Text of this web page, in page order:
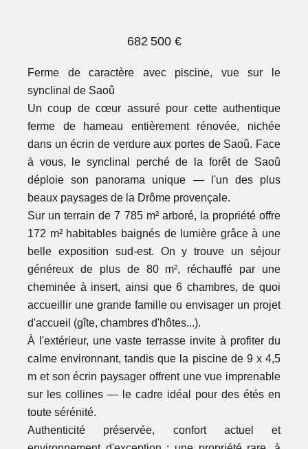
682 500 €
Ferme de caractère avec piscine, vue sur le
synclinal de Saoû
Un coup de cœur assuré pour cette authentique
ferme de hameau entièrement rénovée, nichée
dans un écrin de verdure aux portes de Saoû. Face
à vous, le synclinal perché de la forêt de Saoû
déploie son panorama unique — l'un des plus
beaux paysages de la Drôme provençale.
Sur un terrain de 7 785 m² arboré, la propriété offre
172 m² habitables baignés de lumière grâce à une
belle exposition sud-est. On y trouve un séjour
généreux de plus de 80 m², réchauffé par une
cheminée à insert, ainsi que 6 chambres, de quoi
accueillir une grande famille ou envisager un projet
d'accueil (gîte, chambres d'hôtes...).
À l'extérieur, une vaste terrasse invite à profiter du
calme environnant, tandis que la piscine de 9 x 4,5
m et son écrin paysager offrent une vue imprenable
sur les collines — le cadre idéal pour des étés en
toute sérénité.
Authenticité préservée, confort actuel et